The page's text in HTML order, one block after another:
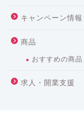
キャンペーン情報
商品
おすすめの商品
求人・開業支援